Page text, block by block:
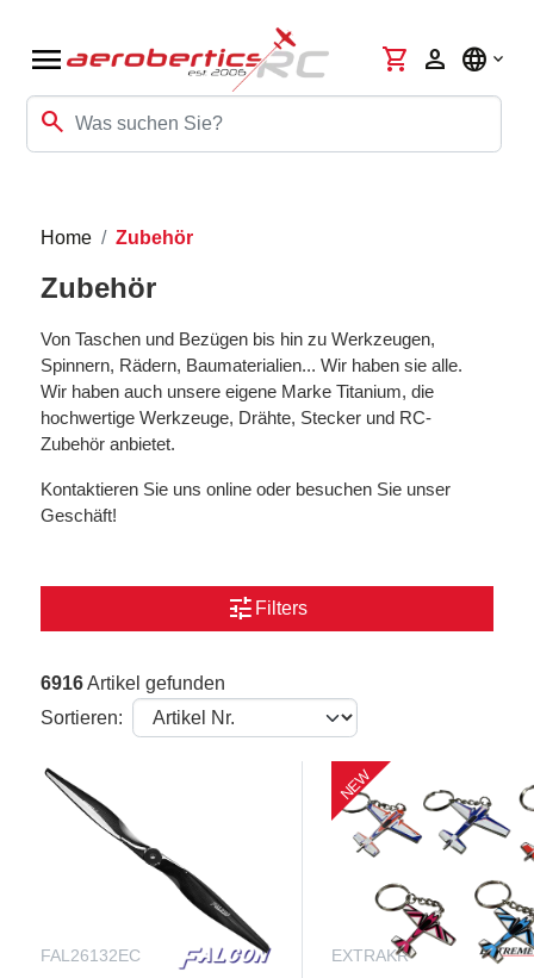
menu
search
shopping_cart person language
Home Zubehör
Zubehör
Von Taschen und Bezügen bis hin zu Werkzeugen,
Spinnern, Rädern, Baumaterialien... Wir haben sie alle.
Wir haben auch unsere eigene Marke Titanium, die
hochwertige Werkzeuge, Drähte, Stecker und RC-
Zubehör anbietet.
Kontaktieren Sie uns online oder besuchen Sie unser
Geschäft!
tune Filters
6916Artikel gefunden
Sortieren:
FAL26132EC
NEW
EXTRAKR